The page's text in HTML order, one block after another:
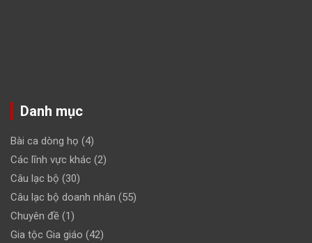
Danh mục
Bài ca dòng họ (4)
Các lĩnh vực khác (2)
Câu lạc bộ (30)
Câu lạc bộ doanh nhân (55)
Chuyên đề (1)
Gia tộc Gia giáo (42)